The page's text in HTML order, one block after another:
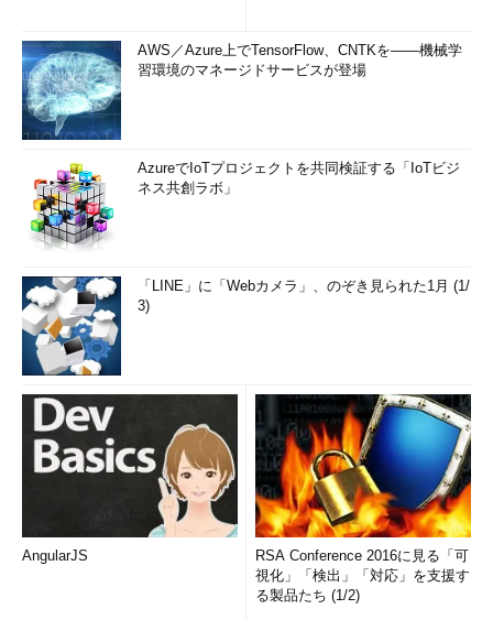
AWS／Azure上でTensorFlow、CNTKを――機械学
習環境のマネージドサービスが登場
AzureでIoTプロジェクトを共同検証する「IoTビジ
ネス共創ラボ」
「LINE」に「Webカメラ」、のぞき見られた1月 (1/
3)
AngularJS
RSA Conference 2016に見る「可
視化」「検出」「対応」を支援す
る製品たち (1/2)